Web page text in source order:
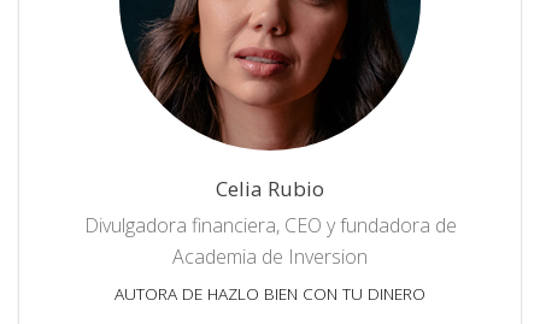
Celia Rubio
Divulgadora financiera, CEO y fundadora de
Academia de Inversion
AUTORA DE HAZLO BIEN CON TU DINERO